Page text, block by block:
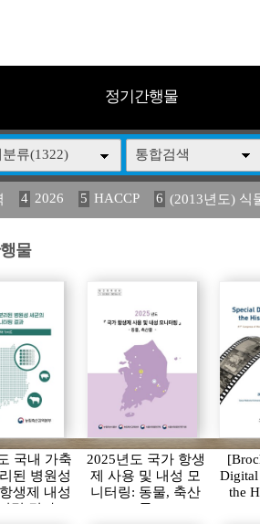
정기간행물
분류(1322) 통합검색
4 2026 5 HACCP 6 (2013년도) 식
媛 異 14 (2013년도) 식 15 구제역
물
국내 가축
된 병원성
생제 내성
링 결과
2025년도 국가 항생
제 사용 및 내성 모
니터링: 동물, 축산
물
the